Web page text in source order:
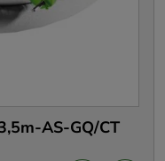
AS-GQ/CT